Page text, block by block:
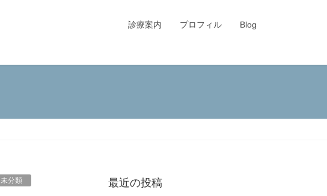
診療案内 プロフィル Blog
未分類 最近の投稿